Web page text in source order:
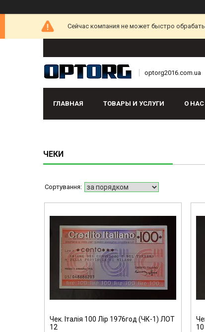
Сейчас компания не может быстро
optorg2016.com.ua
ГЛАВНАЯ ТОВАРЫ И УСЛУГИ О НАС
ЧЕКИ
Чек. Італія 100 Лір 1976год (ЧК-1) ЛОТ
12
10